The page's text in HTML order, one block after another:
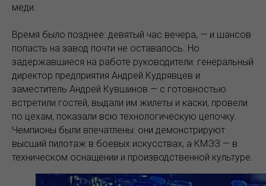
меди.
Время было позднее: девятый час вечера, — и шансов
попасть на завод почти не оставалось. Но
задержавшиеся на работе руководители: генеральный
директор предприятия Андрей Кудрявцев и
заместитель Андрей Кувшинов — с готовностью
встретили гостей, выдали им жилеты и каски, провели
по цехам, показали всю технологическую цепочку.
Чемпионы были впечатлены: они демонстрируют
высший пилотаж в боевых искусствах, а КМЭЗ — в
техническом оснащении и производственной культуре.